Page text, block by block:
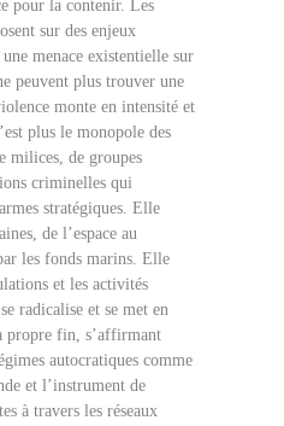
pour la contenir. Les
sur des enjeux
menace existentielle sur
peuvent plus trouver une
monte en intensité et
plus le monopole des
milices, de groupes
criminelles qui
stratégiques. Elle
de l’espace au
les fonds marins. Elle
et les activités
radicalise et se met en
propre fin, s’affirmant
autocratiques comme
et l’instrument de
à travers les réseaux